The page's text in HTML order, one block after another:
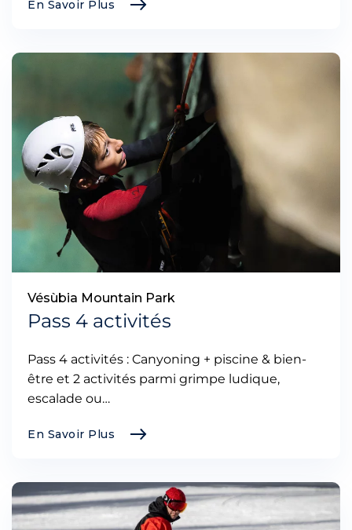
En Savoir Plus
Vésùbia Mountain Park
Pass 4 activités
Pass 4 activités : Canyoning + piscine & bien-
être et 2 activités parmi grimpe ludique,
escalade ou…
En Savoir Plus